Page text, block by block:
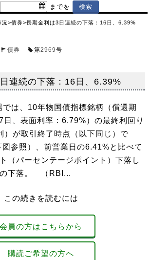
までを
>債券>長期金利は3日連続の下落：16日、6.39%
債券 第2969号
連続の下落：16日、6.39%
は、10年物国債指標銘柄（償還期
、表面利率：6.79%）の最終利回り
）が取引終了時点（以下同じ）で
参照）、前営業日の6.41%と比べて
（パーセンテージポイント）下落し
下落。 （RBI...
この続きを読むには
会員の方はこちらから
購読ご希望の方へ